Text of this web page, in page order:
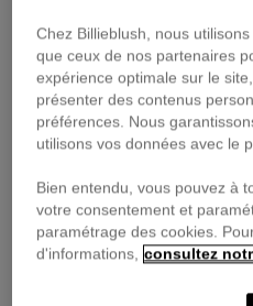
Bermuda en
dès
Payez en 4 fois sans frais avec
🔒Paiement sécurisé & retours
DESCRIPTION
COMPOSITION
Chez Billieblush, nous
que ceux de nos partenaires
expérience optimale sur le
présenter des contenus
préférences. Nous
utilisons vos données avec le
Bien entendu, vous pouvez à
votre consentement et
paramétrage des cookies.
d'informations, consultez